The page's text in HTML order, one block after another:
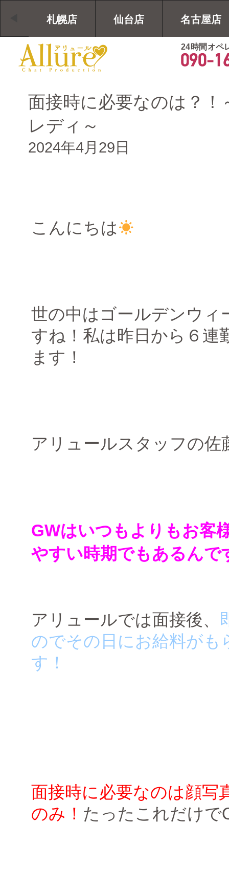
札幌店 仙台店 名古屋店
24時間オペ
面接時に必要なのは？！
レディ～
2024年4月29日
こんにちは
世の中はゴールデンウィ
すね！私は昨日から６連
ます！
アリュールスタッフの
GWはいつもよりもお客
やすい時期でもあるんで
アリュールでは面接後、
のでその日にお給料がも
す！
面接時に必要なのは顔写
のみ！ たったこれだけで